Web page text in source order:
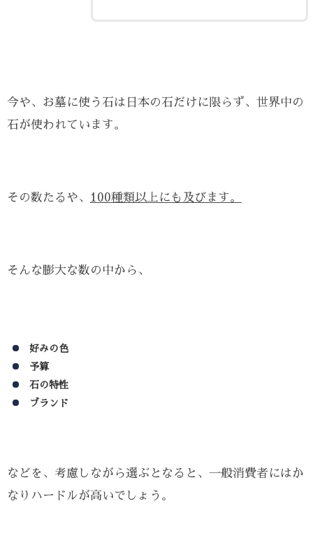
今や、お墓に使う石は日本の石だけに限らず、世界中の
石が使われています。
その数たるや、 100種類以上にも及びます。
そんな膨大な数の中から、
好みの色
予算
石の特性
ブランド
などを、考慮しながら選ぶとなると、一般消費者にはか
なりハードルが高いでしょう。